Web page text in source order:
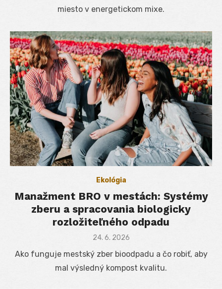
miesto v energetickom mixe.
Ekológia
Manažment BRO v mestách: Systémy
zberu a spracovania biologicky
rozložiteľného odpadu
Posted
24. 6. 2026
Ako funguje mestský zber bioodpadu a čo robiť, aby
mal výsledný kompost kvalitu.